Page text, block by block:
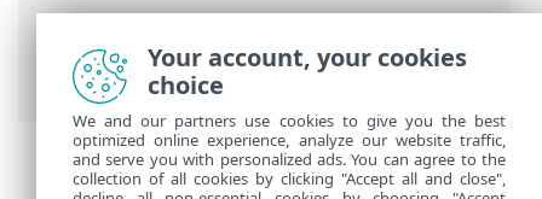
Aide en ligne d'ESET>ESET PROTECT On-
Prem>Utilisation de ESET PROTECT On-
Prem> Mises à jour automatiques
Your account, your cookies
choice
We and our partners use cookies to give you the best
optimized online experience, analyze our website traffic,
and serve you with personalized ads. You can agree to the
collection of all cookies by clicking "Accept all and close",